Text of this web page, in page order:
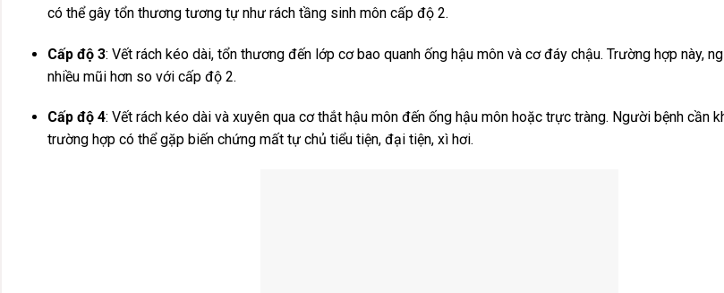
có thể gây tổn thương tương tự như rách tầng sinh môn cấp độ 2.
Cấp độ 3: Vết rách kéo dài, tổn thương đến lớp cơ bao quanh ống hậu môn và cơ đáy chậu. Trường hợp này,
nhiều mũi hơn so với cấp độ 2.
Cấp độ 4: Vết rách kéo dài và xuyên qua cơ thắt hậu môn đến ống hậu môn hoặc trực tràng. Người bệnh cần
trường hợp có thể gặp biến chứng mất tự chủ tiểu tiện, đại tiện, xì hơi.